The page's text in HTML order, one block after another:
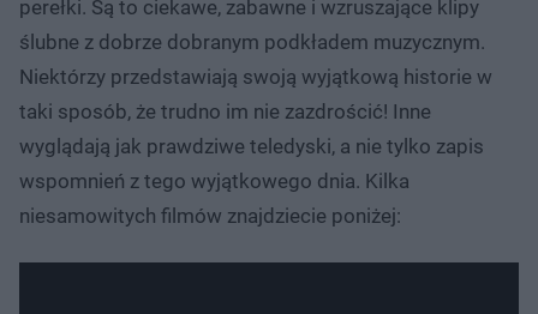
perełki. Są to ciekawe, zabawne i wzruszające klipy
ślubne z dobrze dobranym podkładem muzycznym.
Niektórzy przedstawiają swoją wyjątkową historie w
taki sposób, że trudno im nie zazdrościć! Inne
wyglądają jak prawdziwe teledyski, a nie tylko zapis
wspomnień z tego wyjątkowego dnia. Kilka
niesamowitych filmów znajdziecie poniżej: